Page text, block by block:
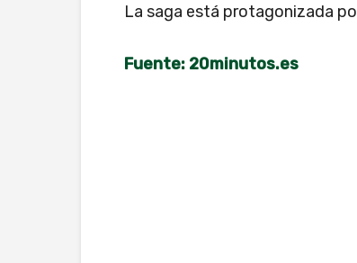
La saga está protagonizada
Fuente: 20minutos.es